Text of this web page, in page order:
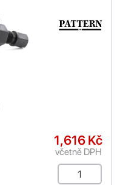
1,616 Kč
včetně DPH